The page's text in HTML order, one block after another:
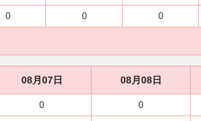
0 0 0
08月07日 08月08日
0 0